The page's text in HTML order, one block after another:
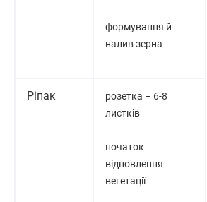
формування й
налив зерна
Ріпак
розетка – 6-8
листків
початок
відновлення
вегетації